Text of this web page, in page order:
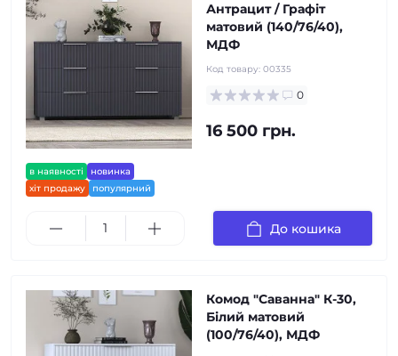
в наявності
новинка
хіт продажу
популярний
Антрацит / Графіт
матовий (140/76/40),
МДФ
Код товару: 00335
0
16 500 грн.
До кошика
Комод "Саванна" К-30,
Білий матовий
(100/76/40), МДФ